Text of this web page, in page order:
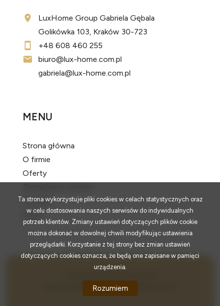
LuxHome Group Gabriela Gębala
Golikówka 103, Kraków 30-723
+48 608 460 255
biuro@lux-home.com.pl
gabriela@lux-home.com.pl
MENU
Strona główna
O firmie
Oferty
Kontakt
Rodo
Program dla biur nieruchomości
Ta strona wykorzystuje pliki cookies w celach statystycznych oraz
w celu dostosowania naszych serwisów do indywidualnych
potrzeb klientów. Zmiany ustawień dotyczących plików cookie
można dokonać w dowolnej chwili modyfikując ustawienia
przeglądarki. Korzystanie z tej strony bez zmian ustawień
dotyczących cookies oznacza, że będą one zapisane w pamięci
urządzenia.
Rozumiem